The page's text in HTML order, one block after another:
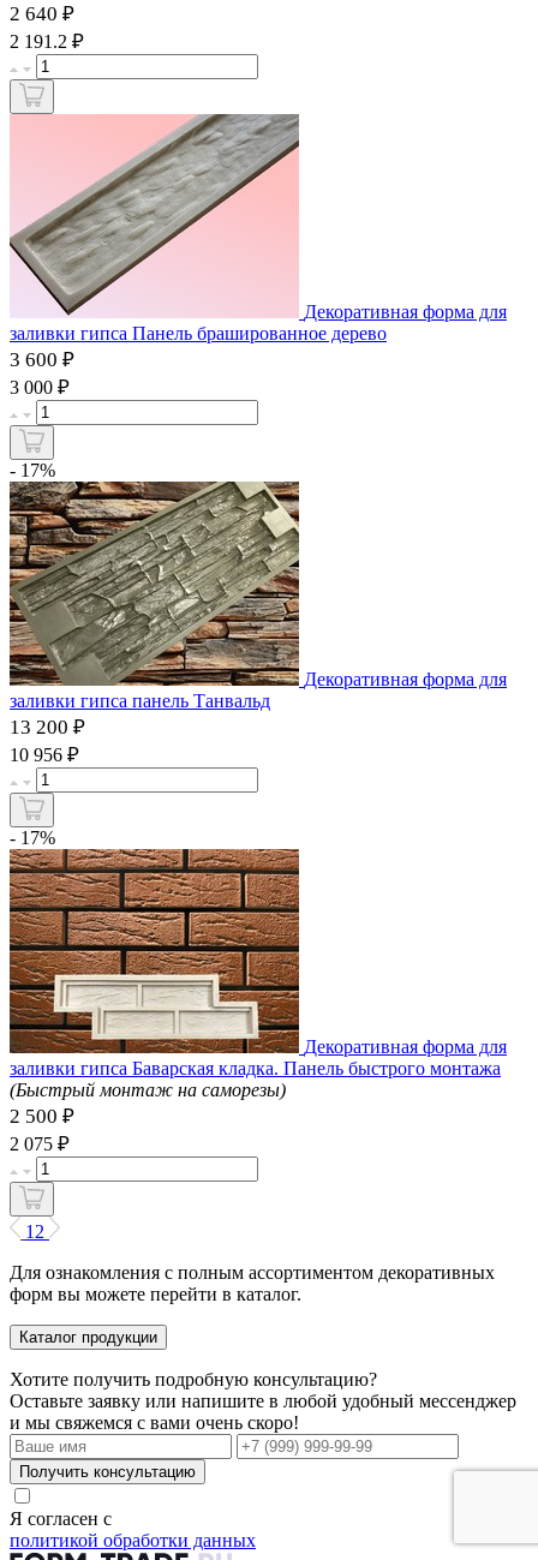
2 640 ₽
2 191.2 ₽
Декоративная форма для
заливки гипса Панель брашированное дерево
3 600 ₽
3 000 ₽
- 17%
Декоративная форма для
заливки гипса панель Танвальд
13 200 ₽
10 956 ₽
- 17%
Декоративная форма для
заливки гипса Баварская кладка. Панель быстрого монтажа
(Быстрый монтаж на саморезы)
2 500 ₽
2 075 ₽
1 2
Для ознакомления с полным ассортиментом декоративных
форм вы можете перейти в каталог.
Каталог продукции
Хотите получить подробную консультацию?
Оставьте заявку или напишите в любой удобный мессенджер
и мы свяжемся с вами очень скоро!
Получить консультацию
Я согласен с
политикой обработки данных